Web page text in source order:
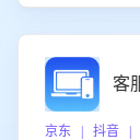
客
京东 | 抖音 |